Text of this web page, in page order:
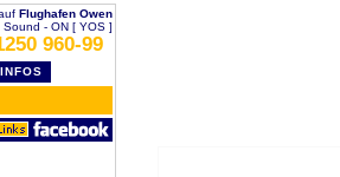
Flughafen Owen
- ON [ YOS ]
960-99
INFOS